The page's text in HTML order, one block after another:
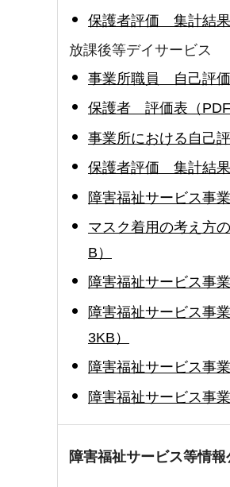
保護者評価 集計結果
放課後等デイサービス
事業所職員 自己評価
保護者 評価表（PDF
事業所における自己
保護者評価 集計結果
障害福祉サービス事
マスク着用の考え方
B）
障害福祉サービス事
障害福祉サービス事
3KB）
障害福祉サービス事
障害福祉サービス事
障害福祉サービス等情